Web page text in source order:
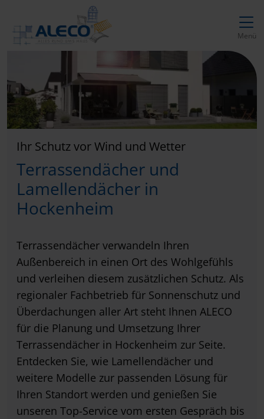
zur Top-Navigation
zur Hauptnavigation
Inhalt springen
Hauptnavigation
Menü
Ihr Schutz vor Wind und Wetter
Terrassendächer und
Lamellendächer in
Hockenheim
Terrassendächer verwandeln Ihren
Außenbereich in einen Ort des Wohlgefühls
und verleihen diesem zusätzlichen Schutz. Als
regionaler Fachbetrieb für Sonnenschutz und
Überdachungen aller Art steht Ihnen ALECO
für die Planung und Umsetzung Ihrer
Terrassendächer in Hockenheim zur Seite.
Entdecken Sie, wie Lamellendächer und
weitere Modelle zur passenden Lösung für
Ihren Standort werden und genießen Sie
unseren Top-Service vom ersten Gespräch bis